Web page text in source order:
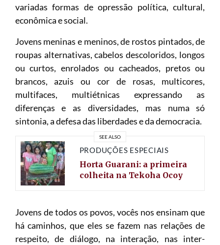
variadas formas de opressão política, cultural,
econômica e social.
Jovens meninas e meninos, de rostos pintados, de
roupas alternativas, cabelos descoloridos, longos
ou curtos, enrolados ou cacheados, pretos ou
brancos, azuis ou cor de rosas, multicores,
multifaces, multiétnicas expressando as
diferenças e as diversidades, mas numa só
sintonia, a defesa das liberdades e da democracia.
SEE ALSO
PRODUÇÕES ESPECIAIS
Horta Guarani: a primeira
colheita na Tekoha Ocoy
Jovens de todos os povos, vocês nos ensinam que
há caminhos, que eles se fazem nas relações de
respeito, de diálogo, na interação, nas inter-